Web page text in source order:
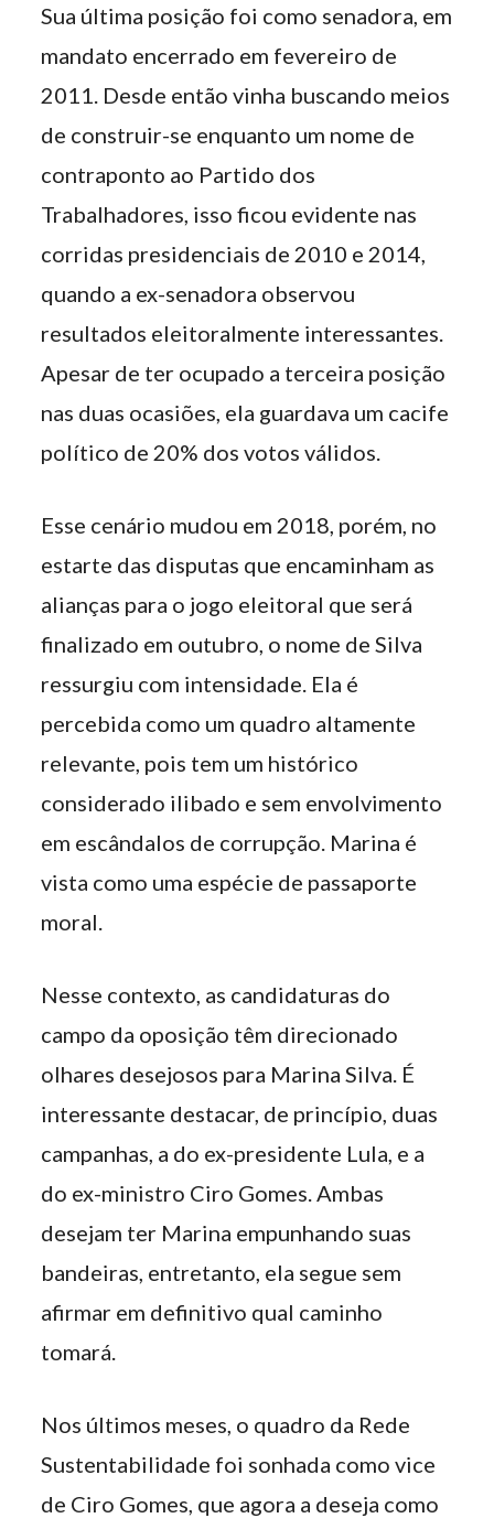
Sua última posição foi como senadora, em
mandato encerrado em fevereiro de
2011. Desde então vinha buscando meios
de construir-se enquanto um nome de
contraponto ao Partido dos
Trabalhadores, isso ficou evidente nas
corridas presidenciais de 2010 e 2014,
quando a ex-senadora observou
resultados eleitoralmente interessantes.
Apesar de ter ocupado a terceira posição
nas duas ocasiões, ela guardava um cacife
político de 20% dos votos válidos.
Esse cenário mudou em 2018, porém, no
estarte das disputas que encaminham as
alianças para o jogo eleitoral que será
finalizado em outubro, o nome de Silva
ressurgiu com intensidade. Ela é
percebida como um quadro altamente
relevante, pois tem um histórico
considerado ilibado e sem envolvimento
em escândalos de corrupção. Marina é
vista como uma espécie de passaporte
moral.
Nesse contexto, as candidaturas do
campo da oposição têm direcionado
olhares desejosos para Marina Silva. É
interessante destacar, de princípio, duas
campanhas, a do ex-presidente Lula, e a
do ex-ministro Ciro Gomes. Ambas
desejam ter Marina empunhando suas
bandeiras, entretanto, ela segue sem
afirmar em definitivo qual caminho
tomará.
Nos últimos meses, o quadro da Rede
Sustentabilidade foi sonhada como vice
de Ciro Gomes, que agora a deseja como